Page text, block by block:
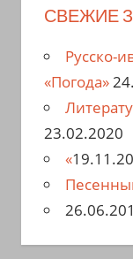
СВЕЖИЕ
Русско-
«Погода»
23.02.2020